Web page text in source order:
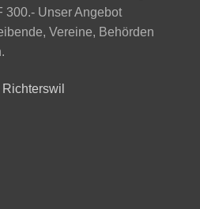
300.- Unser Angebot
Vereine, Behörden